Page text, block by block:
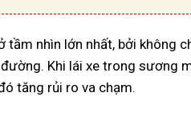
nhìn lớn nhất, bởi không
Khi lái xe trong sương
tăng rủi ro va chạm.